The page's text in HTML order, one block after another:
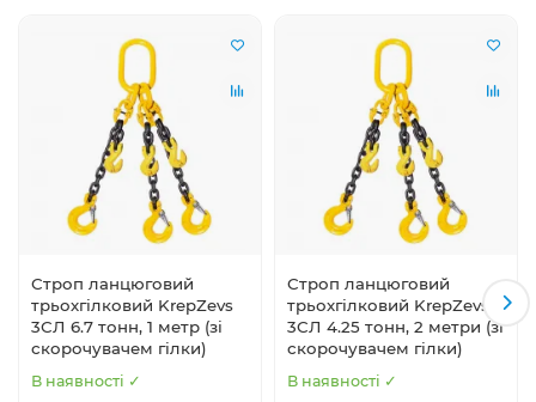
Строп ланцюговий
трьохгілковий KrepZevs
3СЛ 6.7 тонн, 1 метр (зі
скорочувачем гілки)
В наявності ✓
Строп ланцюговий
трьохгілковий KrepZevs
3СЛ 4.25 тонн, 2 метри (зі
скорочувачем гілки)
В наявності ✓